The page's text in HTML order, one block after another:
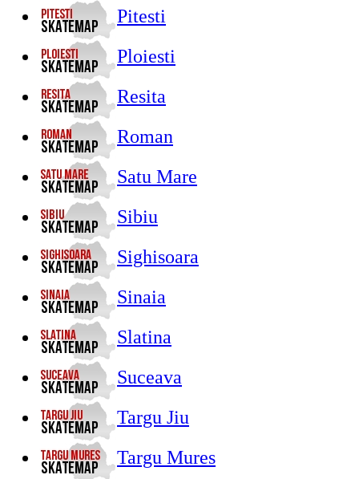
Pitesti
Ploiesti
Resita
Roman
Satu Mare
Sibiu
Sighisoara
Sinaia
Slatina
Suceava
Targu Jiu
Targu Mures